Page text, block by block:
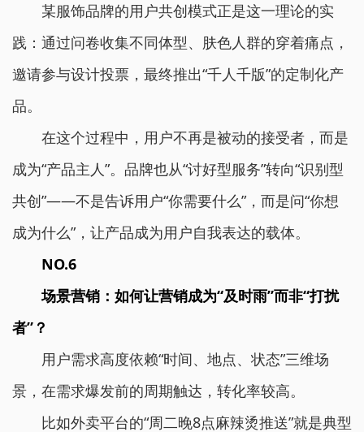
某服饰品牌的用户共创模式正是这一理论的实
践：通过问卷收集不同体型、肤色人群的穿着痛点，
邀请参与设计投票，最终推出“千人千版”的定制化产
品。
在这个过程中，用户不再是被动的接受者，而是
成为“产品主人”。品牌也从“讨好型服务”转向“识别型
共创”——不是告诉用户“你需要什么”，而是问“你想
成为什么”，让产品成为用户自我表达的载体。
NO.6
场景营销：如何让营销成为“及时雨”而非“打扰
者”？
用户需求高度依赖“时间、地点、状态”三维场
景，在需求爆发前的周期触达，转化率较高。
比如外卖平台的“周二晚8点麻辣烫推送”就是典型